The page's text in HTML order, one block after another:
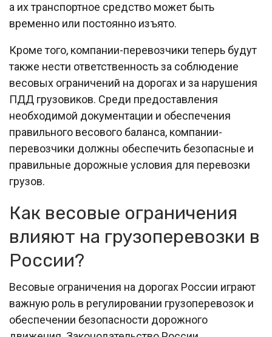
а их транспортное средство может быть
временно или постоянно изъято.
Кроме того, компании-перевозчики теперь будут
также нести ответственность за соблюдение
весовых ограничений на дорогах и за нарушения
ПДД грузовиков. Среди предоставления
необходимой документации и обеспечения
правильного весового баланса, компании-
перевозчики должны обеспечить безопасные и
правильные дорожные условия для перевозки
грузов.
Как весовые ограничения
влияют на грузоперевозки в
России?
Весовые ограничения на дорогах России играют
важную роль в регулировании грузоперевозок и
обеспечении безопасности дорожного